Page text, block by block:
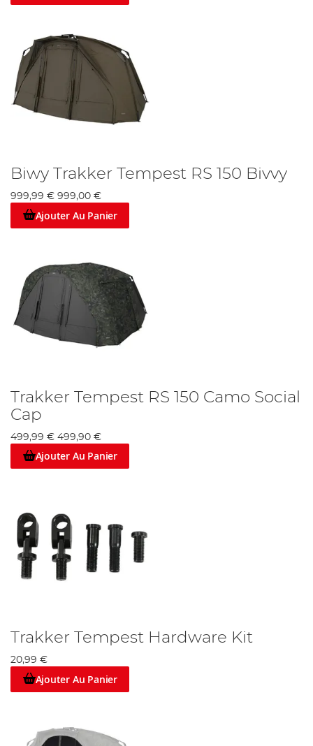
Biwy Trakker Tempest RS 150 Bivvy
999,99 € 999,00 €
Ajouter Au Panier
Trakker Tempest RS 150 Camo Social
Cap
499,99 € 499,90 €
Ajouter Au Panier
Trakker Tempest Hardware Kit
20,99 €
Ajouter Au Panier